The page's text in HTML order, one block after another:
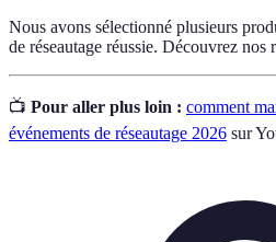
Nous avons sélectionné plusieurs
de réseautage réussie. Découvrez nos
📺 Pour aller plus loin : comment
événements de réseautage 2026 sur